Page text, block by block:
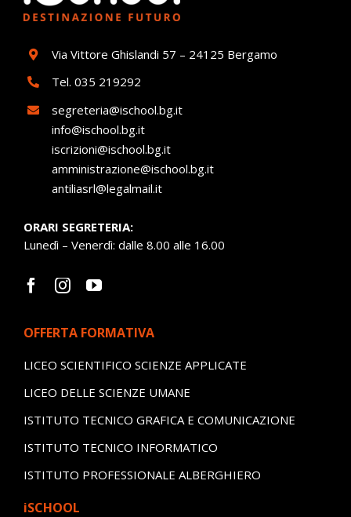
Via Vittore Ghislandi 57 – 24125 Bergamo
Tel. 035 219292
segreteria@ischool.bg.it
info@ischool.bg.it
iscrizioni@ischool.bg.it
amministrazione@ischool.bg.it
antiliasrl@legalmail.it
ORARI SEGRETERIA:
Lunedì – Venerdì: dalle 8.00 alle 16.00
OFFERTA FORMATIVA
LICEO SCIENTIFICO SCIENZE APPLICATE
LICEO DELLE SCIENZE UMANE
ISTITUTO TECNICO GRAFICA E COMUNICAZIONE
ISTITUTO TECNICO INFORMATICO
ISTITUTO PROFESSIONALE ALBERGHIERO
iSCHOOL